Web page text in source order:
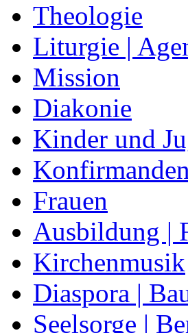
Theologie
Liturgie |
Mission
Diakonie
Kinder und
Frauen
Ausbildung |
Kirchenmusik
Diaspora |
Seelsorge |